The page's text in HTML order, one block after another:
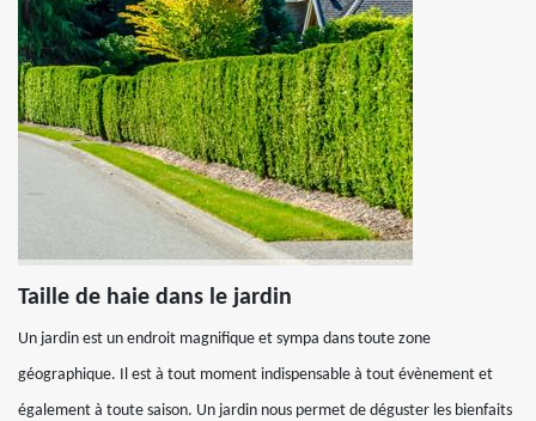
Taille de haie dans le jardin
Un jardin est un endroit magnifique et sympa dans toute zone
géographique. Il est à tout moment indispensable à tout évènement et
également à toute saison. Un jardin nous permet de déguster les bienfaits